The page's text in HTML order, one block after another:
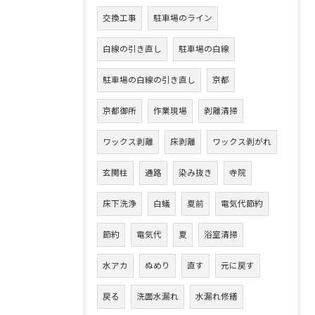
交換工事 駐車場のライン
白線の引き直し 駐車場の白線
駐車場の白線の引き直し 京都
京都御所 作業現場 剥離清掃
ワックス剥離 床剥離 ワックス剥がれ
玄関柱 通路 染み抜き 寺院
床下洗浄 白蟻 夏前 電気代節約
節約 電気代 夏 浴室清掃
水アカ ぬめり 直す 元に戻す
戻る 洗面水漏れ 水漏れ修繕